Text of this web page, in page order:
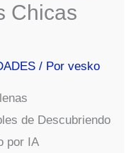
Chicas
/ Porvesko